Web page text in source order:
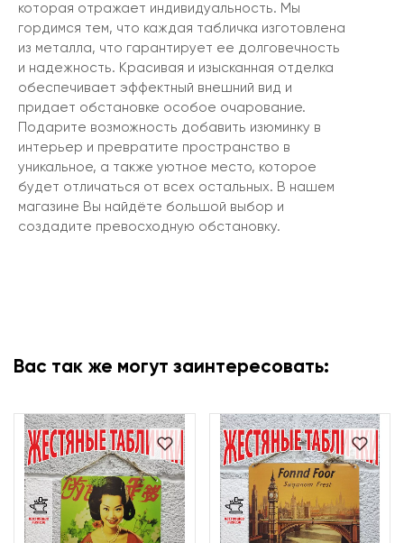
которая отражает индивидуальность. Мы
гордимся тем, что каждая табличка изготовлена
из металла, что гарантирует ее долговечность
и надежность. Красивая и изысканная отделка
обеспечивает эффектный внешний вид и
придает обстановке особое очарование.
Подарите возможность добавить изюминку в
интерьер и превратите пространство в
уникальное, а также уютное место, которое
будет отличаться от всех остальных. В нашем
магазине Вы найдёте большой выбор и
создадите превосходную обстановку.
Вас так же могут заинтересовать: